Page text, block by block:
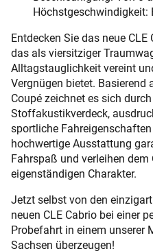
Höchstgeschwindigkeit:
Entdecken Sie das neue
das als viersitziger
Alltagstauglichkeit vereint
Vergnügen bietet. Basierend
Coupé zeichnet es sich
Stoffakustikverdeck,
sportliche
hochwertige Ausstattung
Fahrspaß und verleihen dem
eigenständigen Charakter.
Jetzt selbst von den
neuen CLE Cabrio bei einer
Probefahrt in einem unserer
Sachsen überzeugen!